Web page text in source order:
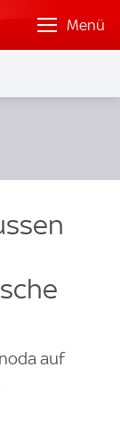
Menü
auf